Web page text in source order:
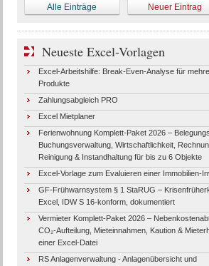
Alle Einträge Neuer Eintrag
Neueste Excel-Vorlagen
Excel-Arbeitshilfe: Break-Even-Analyse für
Produkte
Zahlungsabgleich PRO
Excel Mietplaner
Ferienwohnung Komplett-Paket 2026 –
Buchungsverwaltung, Wirtschaftlichkeit,
Reinigung & Instandhaltung für bis zu 6 Objekte
Excel-Vorlage zum Evaluieren einer Immobilien-
GF-Frühwarnsystem § 1 StaRUG –
Excel, IDW S 16-konform, dokumentiert
Vermieter Komplett-Paket 2026 –
CO₂-Aufteilung, Mieteinnahmen, Kaution &
einer Excel-Datei
RS Anlagenverwaltung - Anlagenübersicht und